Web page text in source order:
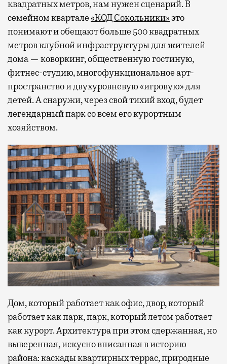
квадратных метров, нам нужен сценарий. В
семейном квартале«КОД Сокольники»это
понимают и обещают больше 500 квадратных
метров клубной инфраструктуры для жителей
дома — коворкинг, общественную гостиную,
фитнес-студию, многофункциональное арт-
пространство и двухуровневую «игровую» для
детей. А снаружи, через свой тихий вход, будет
легендарный парк со всем его курортным
хозяйством.
Дом, который работает как офис, двор, который
работает как парк, парк, который летом работает
как курорт. Архитектура при этом сдержанная, но
выверенная, искусно вписанная в историю
района: каскады квартирных террас, природные